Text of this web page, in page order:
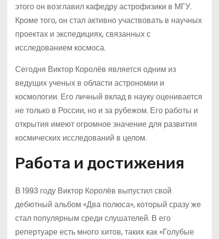
этого он возглавил кафедру астрофизики в МГУ.
Кроме того, он стал активно участвовать в научных
проектах и экспедициях, связанных с
исследованием космоса.
Сегодня Виктор Королёв является одним из
ведущих ученых в области астрономии и
космологии. Его личный вклад в науку оценивается
не только в России, но и за рубежом. Его работы и
открытия имеют огромное значение для развития
космических исследований в целом.
Работа и достижения
В 1993 году Виктор Королёв выпустил свой
дебютный альбом «Два полюса», который сразу же
стал популярным среди слушателей. В его
репертуаре есть много хитов, таких как «Голубые